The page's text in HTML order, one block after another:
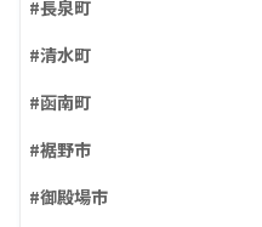
#長泉町
#清水町
#函南町
#裾野市
#御殿場市